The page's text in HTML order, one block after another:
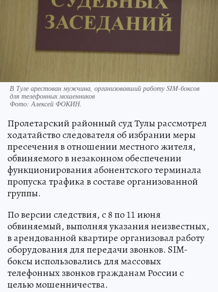
В Туле арестован мужчина, организовавший работу SIM-боксов
для телефонных мошенников
Фото:Алексей ФОКИН.
Пролетарский районный суд Тулы рассмотрел
ходатайство следователя об избрании меры
пресечения в отношении местного жителя,
обвиняемого в незаконном обеспечении
функционирования абонентского терминала
пропуска трафика в составе организованной
группы.
По версии следствия, с 8 по 11 июня
обвиняемый, выполняя указания неизвестных,
в арендованной квартире организовал работу
оборудования для передачи звонков. SIM-
боксы использовались для массовых
телефонных звонков гражданам России с
целью мошенничества.